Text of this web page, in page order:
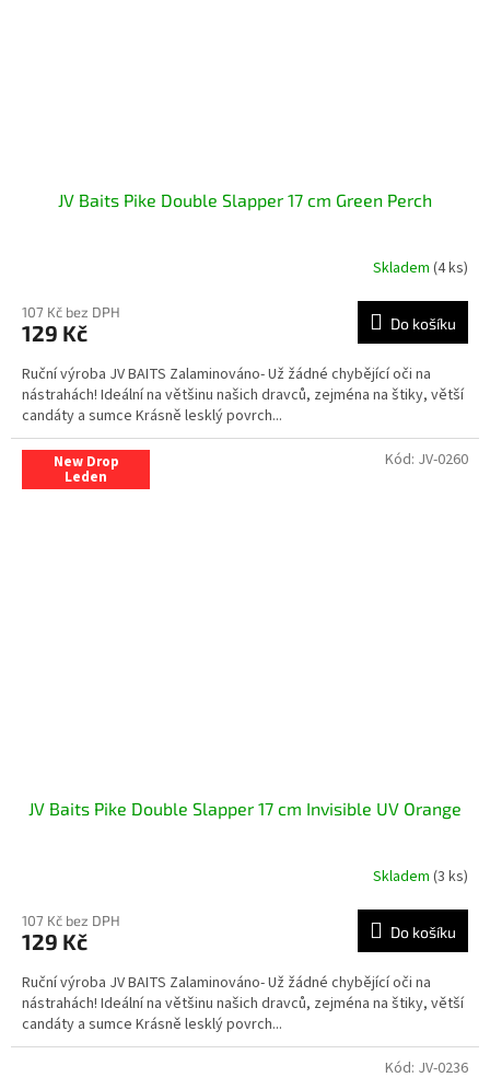
JV Baits Pike Double Slapper 17 cm Green Perch
Skladem (4 ks)
107 Kč bez DPH
129 Kč Do košíku
Ruční výroba JV BAITS Zalaminováno- Už žádné chybějící oči na
nástrahách! Ideální na většinu našich dravců, zejména na štiky, větší
candáty a sumce Krásně lesklý povrch...
New Drop
Leden
JV Baits Pike Double Slapper 17 cm Invisible UV Orange
Skladem (3 ks)
107 Kč bez DPH
129 Kč Do košíku
Ruční výroba JV BAITS Zalaminováno- Už žádné chybějící oči na
nástrahách! Ideální na většinu našich dravců, zejména na štiky, větší
candáty a sumce Krásně lesklý povrch...
Kód: JV-0260
Kód: JV-0236